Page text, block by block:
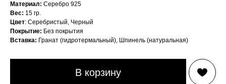
14,5
15
Материал: Серебро 925
Вес: 15 гр.
Цвет: Серебристый, Черный
Покрытие: Без покрытия
Вставка: Гранат (гидротермальный), Шпинель (натуральная)
В корзину